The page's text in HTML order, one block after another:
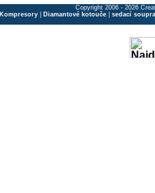
Copyright 2006 - 2026
Kompresory Diamantové kotouče sedací